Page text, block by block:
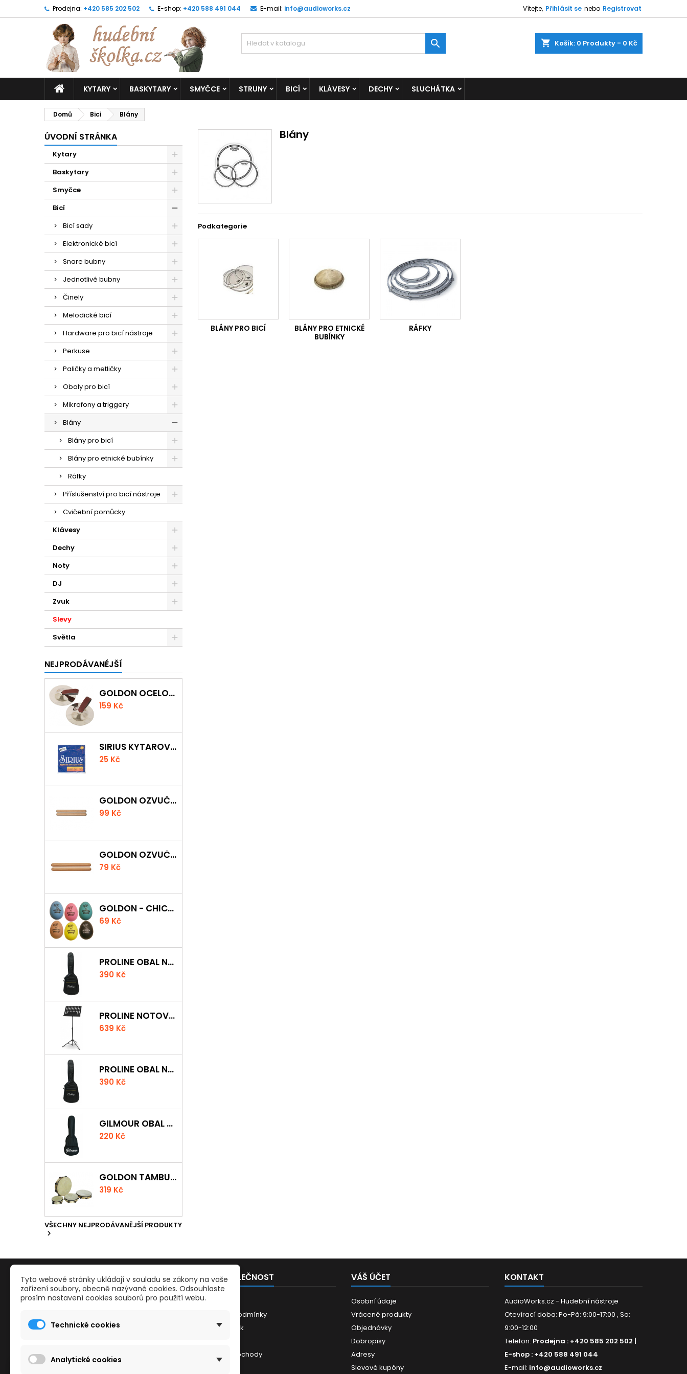
Prodejna: +420 585 202 502 E-shop: +420 588 491 044 E-mail: info@audioworks.cz Vítejte, Přihlásit se nebo Registrovat
shopping_cart Košík: 0 Produkty - 0 Kč

KYTARY BASKYTARY SMYČCE STRUNY BICÍ KLÁVESY DECHY SLUCHÁTKA
Domů Bicí Blány
ÚVODNÍ STRÁNKA
Kytary
Baskytary
Smyčce
Bicí
Bicí sady
Elektronické bicí
Snare bubny
Jednotlivé bubny
Činely
Melodické bicí
Hardware pro bicí nástroje
Perkuse
Paličky a metličky
Obaly pro bicí
Mikrofony a triggery
Blány
Blány pro bicí
Blány pro etnické bubínky
Ráfky
Příslušenství pro bicí nástroje
Cvičební pomůcky
Klávesy
Dechy
Noty
DJ
Zvuk
Slevy
Světla
NEJPRODÁVANÉJŠÍ
GOLDON OCELOVÉ PRSTOVÉ ČINELKY
159 Kč
SIRIUS KYTAROVÁ STRUNA
25 Kč
GOLDON OZVUČNÁ DŘÍVKA 18 X 200MM
99 Kč
GOLDON OZVUČNÁ DŘÍVKA 15 X 150MM
79 Kč
GOLDON - CHICKEN SHAKER
69 Kč
PROLINE OBAL NA AKUSTICKOU KYTARU S 5 MM POLSTROVÁNÍM
390 Kč
PROLINE NOTOVÝ PULT ODLEHČENÝ
639 Kč
PROLINE OBAL NA KLASICKOU KYTARU S 5 MM POLSTROVÁNÍM
390 Kč
GILMOUR OBAL NA UKULELE CONCERT
220 Kč
GOLDON TAMBURÍNA S BLÁNOU A ČINELKY 20CM
319 Kč
VŠECHNY NEJPRODÁVANĚJŠÍ PRODUKTY

Blány
Podkategorie
BLÁNY PRO BICÍ
BLÁNY PRO ETNICKÉ
BUBÍNKY
RÁFKY
PRODUKTY
Reklamace a odstoupení od smlouvy
Nové zboží
NAŠE SPOLEČNOST
Kontakty
Obchodní podmínky
Mapa stránek
Kamenné obchody
VÁŠ ÚČET
Osobní údaje
Vrácené produkty
Objednávky
Dobropisy
Adresy
Slevové kupóny
KONTAKT
AudioWorks.cz - Hudební nástroje
Otevírací doba: Po-Pá: 9:00-17:00 , So:
9:00-12:00
Telefon: Prodejna : +420 585 202 502 |
E-shop : +420 588 491 044
E-mail: info@audioworks.cz
Tyto webové stránky ukládají v souladu se zákony na vaše
zařízení soubory, obecně nazývané cookies. Odsouhlaste
prosím nastavení cookies souborů pro použití webu.
Technické cookies
Analytické cookies